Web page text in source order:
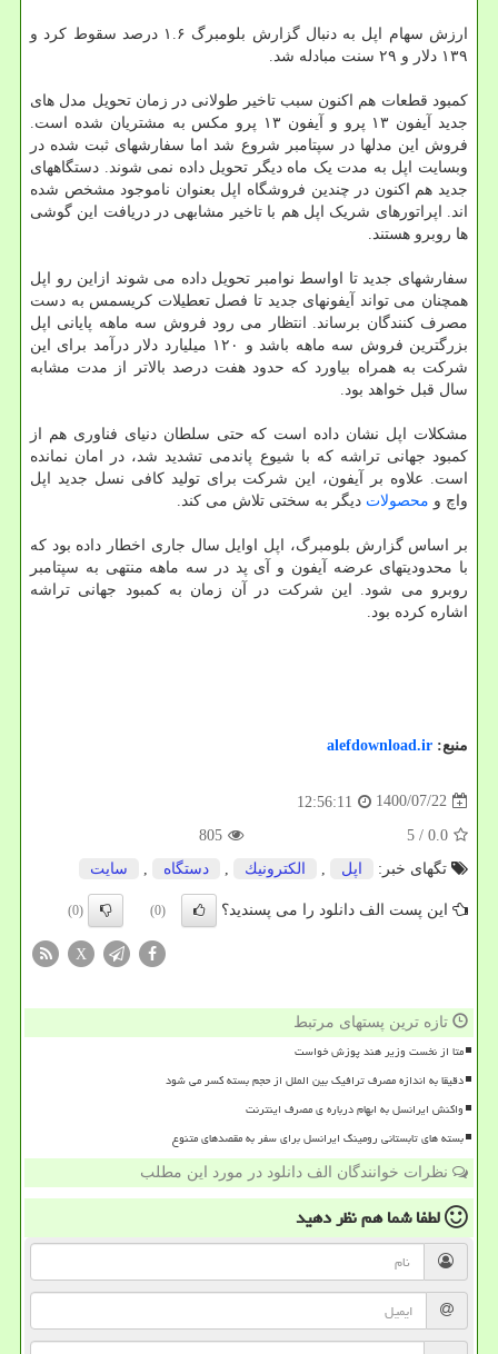
ارزش سهام اپل به دنبال گزارش بلومبرگ ۱.۶ درصد سقوط کرد و
۱۳۹ دلار و ۲۹ سنت مبادله شد.
کمبود قطعات هم اکنون سبب تاخیر طولانی در زمان تحویل مدل های
جدید آیفون ۱۳ پرو و آیفون ۱۳ پرو مکس به مشتریان شده است.
فروش این مدلها در سپتامبر شروع شد اما سفارشهای ثبت شده در
وبسایت اپل به مدت یک ماه دیگر تحویل داده نمی شوند. دستگاههای
جدید هم اکنون در چندین فروشگاه اپل بعنوان ناموجود مشخص شده
اند. اپراتورهای شریک اپل هم با تاخیر مشابهی در دریافت این گوشی
ها روبرو هستند.
سفارشهای جدید تا اواسط نوامبر تحویل داده می شوند ازاین رو اپل
همچنان می تواند آیفونهای جدید تا فصل تعطیلات کریسمس به دست
مصرف کنندگان برساند. انتظار می رود فروش سه ماهه پایانی اپل
بزرگترین فروش سه ماهه باشد و ۱۲۰ میلیارد دلار درآمد برای این
شرکت به همراه بیاورد که حدود هفت درصد بالاتر از مدت مشابه
سال قبل خواهد بود.
مشکلات اپل نشان داده است که حتی سلطان دنیای فناوری هم از
کمبود جهانی تراشه که با شیوع پاندمی تشدید شد، در امان نمانده
است. علاوه بر آیفون، این شرکت برای تولید کافی نسل جدید اپل
واچ و محصولات دیگر به سختی تلاش می کند.
بر اساس گزارش بلومبرگ، اپل اوایل سال جاری اخطار داده بود که
با محدودیتهای عرضه آیفون و آی پد در سه ماهه منتهی به سپتامبر
روبرو می شود. این شرکت در آن زمان به کمبود جهانی تراشه
اشاره کرده بود.
منبع: alefdownload.ir
1400/07/22
12:56:11
0.0
/ 5
805
تگهای خبر:
اپل , الكترونیك , دستگاه , سایت
این پست الف دانلود را می پسندید؟ (0)
(0)
X
تازه ترین پستهای مرتبط
متا از نخست وزیر هند پوزش خواست
دقیقا به اندازه مصرف ترافیک بین الملل از حجم بسته کسر می شود
واکنش ایرانسل به ابهام درباره ی مصرف اینترنت
بسته های تابستانی رومینگ ایرانسل برای سفر به مقصدهای متنوع
نظرات خوانندگان الف دانلود در مورد این مطلب
لطفا شما همنظر دهید